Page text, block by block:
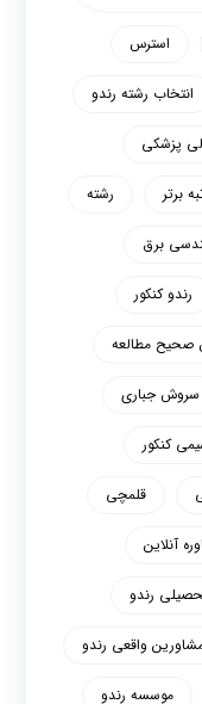
استرس
انتخاب رشته رندو
پزشکی
برتر رشته
برق
رندو کنکور
صحیح مطالعه
سروش جباری
کنکور
قلمچی
آنلاین
رندو
واقعی رندو
موسسه رندو